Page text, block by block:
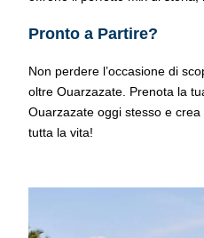
Pronto a Partire?
Non perdere l’occasione di
oltre Ouarzazate. Prenota la
Ouarzazate oggi stesso e
tutta la vita!